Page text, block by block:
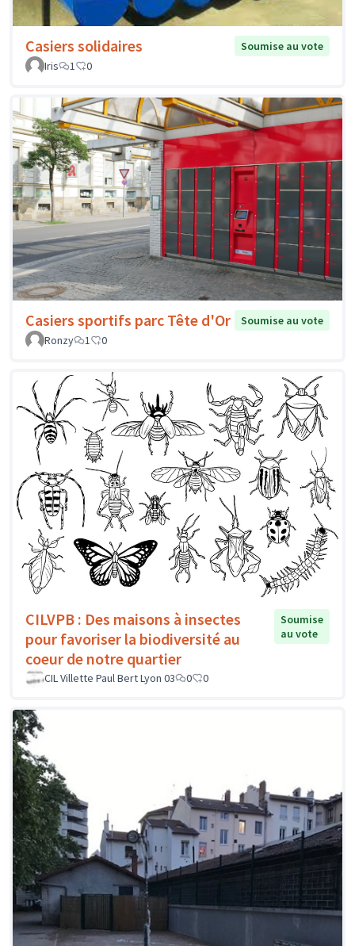
Casiers solidaires
Soumise au vote
Iris
1 0
Casiers sportifs parc Tête d'Or
Soumise au vote
Ronzy
1 0
CILVPB : Des maisons à insectes
pour favoriser la biodiversité au
coeur de notre quartier
Soumise
au vote
CIL Villette Paul Bert Lyon 03 0 0